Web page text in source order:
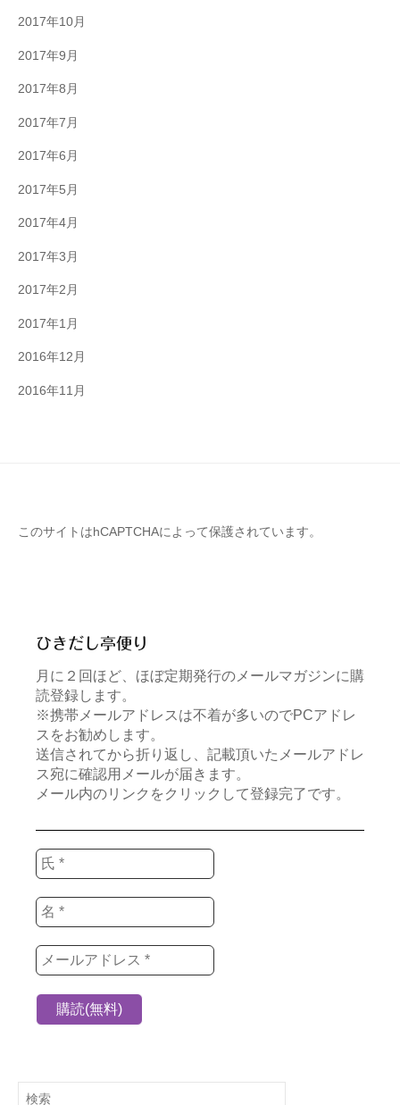
2017年10月
2017年9月
2017年8月
2017年7月
2017年6月
2017年5月
2017年4月
2017年3月
2017年2月
2017年1月
2016年12月
2016年11月
このサイトはhCAPTCHAによって保護されています。
ひきだし亭便り
月に２回ほど、ほぼ定期発行のメールマガジンに購
読登録します。
※携帯メールアドレスは不着が多いのでPCアドレ
スをお勧めします。
送信されてから折り返し、記載頂いたメールアドレ
ス宛に確認用メールが届きます。
メール内のリンクをクリックして登録完了です。
検